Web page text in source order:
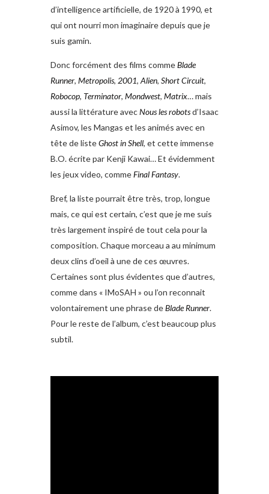
d’intelligence artificielle, de 1920 à 1990, et
qui ont nourri mon imaginaire depuis que je
suis gamin.
Donc forcément des films commeBlade
Runner, Metropolis, 2001, Alien, Short Circuit,
Robocop, Terminator, Mondwest, Matrix… mais
aussi la littérature avecNous les robotsd’Isaac
Asimov, les Mangas et les animés avec en
tête de listeGhost in Shell, et cette immense
B.O. écrite par Kenji Kawai… Et évidemment
les jeux video, commeFinal Fantasy.
Bref, la liste pourrait être très, trop, longue
mais, ce qui est certain, c’est que je me suis
très largement inspiré de tout cela pour la
composition. Chaque morceau a au minimum
deux clins d’oeil à une de ces œuvres.
Certaines sont plus évidentes que d’autres,
comme dans « IMoSAH » ou l’on reconnait
volontairement une phrase deBlade Runner.
Pour le reste de l’album, c’est beaucoup plus
subtil.